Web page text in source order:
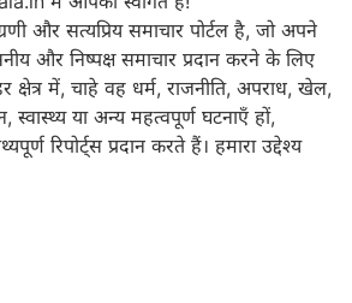
और सत्यप्रिय समाचार पोर्टल है, जो अपने
और निष्पक्ष समाचार प्रदान करने के लिए
क्षेत्र में, चाहे वह धर्म, राजनीति, अपराध, खेल,
स्वास्थ्य या अन्य महत्वपूर्ण घटनाएँ हों,
रिपोर्ट्स प्रदान करते हैं। हमारा उद्देश्य